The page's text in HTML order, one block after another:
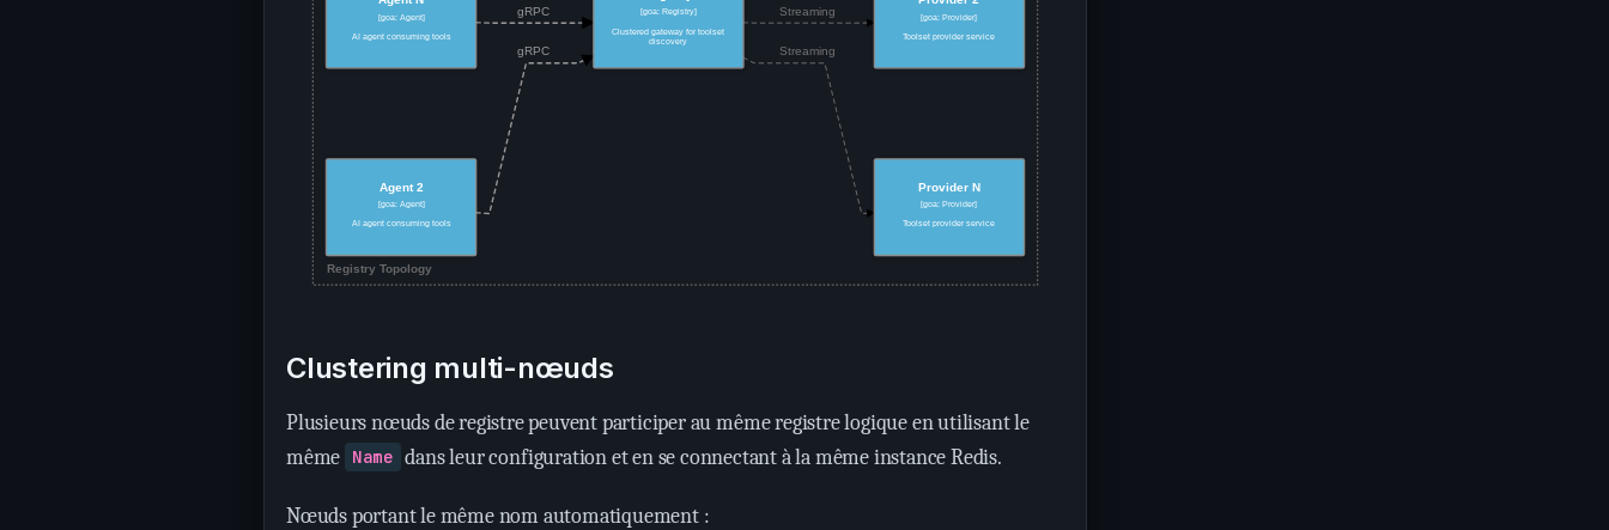
Clustering multi-nœuds
Plusieurs nœuds de registre peuvent participer au même registre logique en utilisant le
même Name dans leur configuration et en se connectant à la même instance Redis.
Nœuds portant le même nom automatiquement :